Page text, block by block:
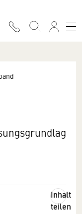
Inhalt
teilen